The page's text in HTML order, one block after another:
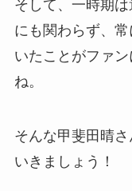
そして、一時期は
にも関わらず、常
いたことがファ
ね。
そんな甲斐田晴
いきましょう！